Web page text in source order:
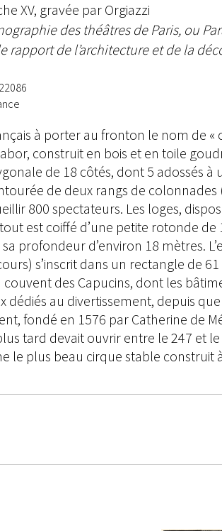
XV, gravée par Orgiazzi
des théâtres de Paris, ou
rapport de l’architecture et de la
à porter au fronton le nom de «
construit en bois et en toile
de 18 côtés, dont 5 adossés à
de deux rangs de
800 spectateurs. Les loges,
est coiffé d’une petite rotonde
profondeur d’environ 18 mètres.
s’inscrit dans un rectangle de
couvent des Capucins, dont les
dédiés au divertissement, depuis
fondé en 1576 par Catherine de
tard devait ouvrir entre le 247 et
le plus beau cirque stable construit